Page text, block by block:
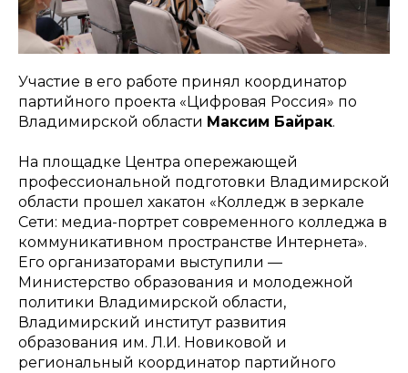
Участие в его работе принял координатор
партийного проекта «Цифровая Россия» по
Владимирской области Максим Байрак.
На площадке Центра опережающей
профессиональной подготовки Владимирской
области прошел хакатон «Колледж в зеркале
Сети: медиа-портрет современного колледжа в
коммуникативном пространстве Интернета».
Его организаторами выступили —
Министерство образования и молодежной
политики Владимирской области,
Владимирский институт развития
образования им. Л.И. Новиковой и
региональный координатор партийного